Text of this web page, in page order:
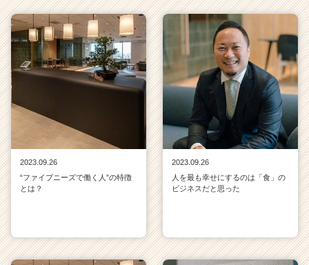
2023.09.26
“ファイブニーズで働く人”の特徴
とは？
2023.09.26
人を最も幸せにするのは「食」の
ビジネスだと思った